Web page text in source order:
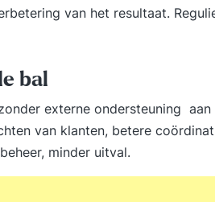
van het resultaat.
bal
externe ondersteuning
van klanten, betere
minder uitval.